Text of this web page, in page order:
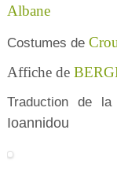
Albane
Costumes de
Affiche de
Traduction de
Ioannidou